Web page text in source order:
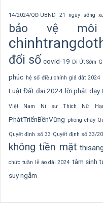
14/2024/QĐ-UBND 21 ngày sống
bảo vệ môi
đổi số covid-19 Dì Út Sớm
phúc hệ số điều chỉnh giá đất 2024
Luật Đất đai 2024 lời phật dạy
Việt Nam Ni sư Thích Nữ
PhátTriểnBềnVững phòng cháy
Quyết định số 33 Quyết định số 33/
không tiền mặt
chức tuần lễ áo dài 2024 tâm sinh
suy ngẫm